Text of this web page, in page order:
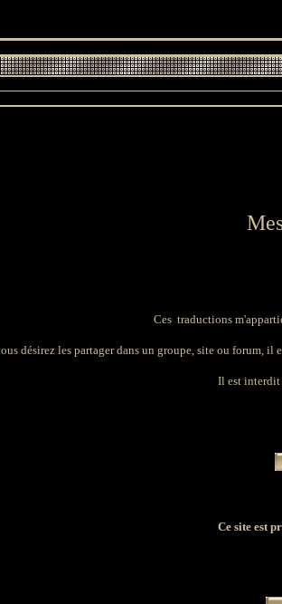
Ces traductions
désirez les partager dans un groupe, site ou forum,
Il est interdit
Ce site est